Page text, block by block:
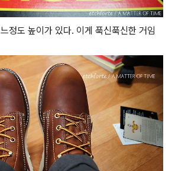
정도 높이가 있다. 이게 푹신푹신한 거임